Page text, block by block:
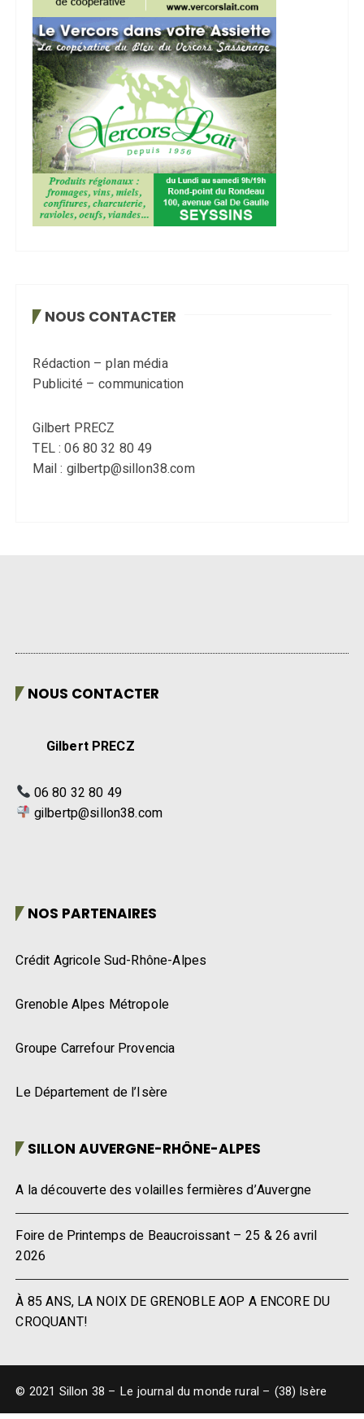
NOUS CONTACTER
Rédaction – plan média
Publicité – communication
Gilbert PRECZ
TEL : 06 80 32 80 49
Mail : gilbertp@sillon38.com
NOUS CONTACTER
Gilbert PRECZ
06 80 32 80 49
gilbertp@sillon38.com
NOS PARTENAIRES
Crédit Agricole Sud-Rhône-Alpes
Grenoble Alpes Métropole
Groupe Carrefour Provencia
Le Département de l’Isère
SILLON AUVERGNE-RHÔNE-ALPES
A la découverte des volailles fermières d’Auvergne
Foire de Printemps de Beaucroissant – 25 & 26 avril
2026
À 85 ANS, LA NOIX DE GRENOBLE AOP A ENCORE DU
CROQUANT!
© 2021 Sillon 38 – Le journal du monde rural – (38) Isère